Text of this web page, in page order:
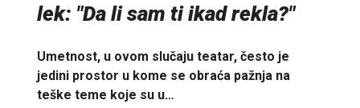
lek: "Da li sam ti ikad rekla?"
Umetnost, u ovom slučaju teatar, često je
jedini prostor u kome se obraća pažnja na
teške teme koje su u…